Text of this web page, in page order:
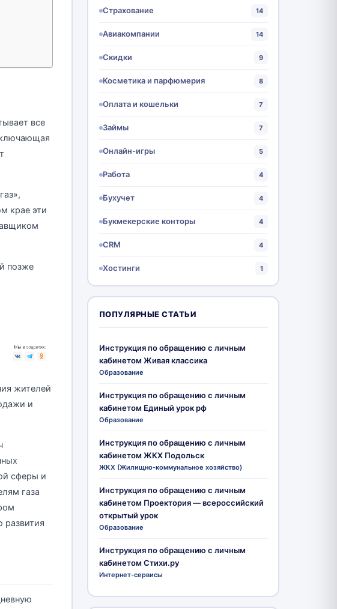
все
крае эти
позже
жителей
и
сферы и
газа
развития
Страхование 14
Авиакомпании 14
Скидки 9
Косметика и парфюмерия 8
Оплата и кошельки 7
Займы 7
Онлайн-игры 5
Работа 4
Бухучет 4
Букмекерские конторы 4
CRM 4
Хостинги 1
ПОПУЛЯРНЫЕ СТАТЬИ
Инструкция по обращению с личным
кабинетом Живая классика
Образование
Инструкция по обращению с личным
кабинетом Единый урок рф
Образование
Инструкция по обращению с личным
кабинетом ЖКХ Подольск
ЖКХ (Жилищно-коммунальное хозяйство)
Инструкция по обращению с личным
кабинетом Проектория — всероссийский
открытый урок
Образование
Инструкция по обращению с личным
кабинетом Стихи.ру
Интернет-сервисы